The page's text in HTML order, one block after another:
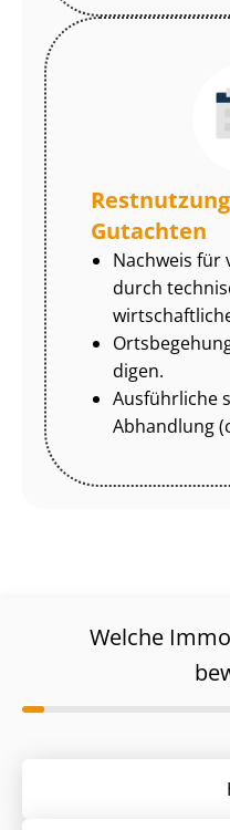
Gutachten
Nachweis für
durch
di­gen.
Ausführliche
Abhandlung
Welche